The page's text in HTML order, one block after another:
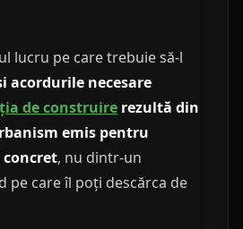
lucru pe care trebuie să-l
acordurile necesare
de construire rezultă din
emis pentru
, nu dintr-un
pe care îl poți descărca de